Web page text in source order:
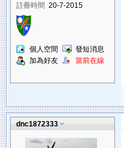
註冊時間 20-7-2015
個人空間
發短消息
加為好友
當前在線
dnc1872333